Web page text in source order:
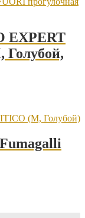
EXPERT
Голубой,